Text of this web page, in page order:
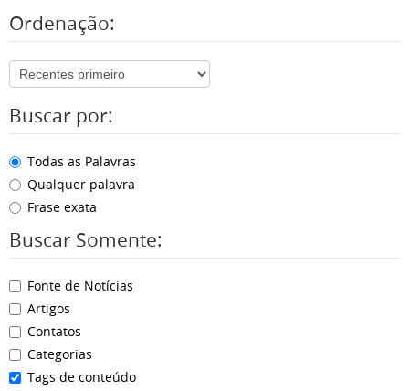
Ordenação:
Buscar por:
Todas as Palavras
Qualquer palavra
Frase exata
Buscar Somente:
Fonte de Notícias
Artigos
Contatos
Categorias
Tags de conteúdo